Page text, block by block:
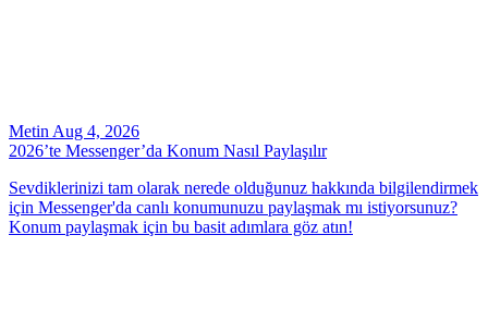
Metin Aug 4, 2026
2026’te Messenger’da Konum Nasıl Paylaşılır
Sevdiklerinizi tam olarak nerede olduğunuz hakkında bilgilendirmek
için Messenger'da canlı konumunuzu paylaşmak mı istiyorsunuz?
Konum paylaşmak için bu basit adımlara göz atın!